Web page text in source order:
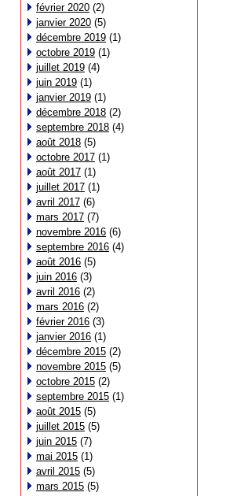
février 2020 (2)
janvier 2020 (5)
décembre 2019 (1)
octobre 2019 (1)
juillet 2019 (4)
juin 2019 (1)
janvier 2019 (1)
décembre 2018 (2)
septembre 2018 (4)
août 2018 (5)
octobre 2017 (1)
août 2017 (1)
juillet 2017 (1)
avril 2017 (6)
mars 2017 (7)
novembre 2016 (6)
septembre 2016 (4)
août 2016 (5)
juin 2016 (3)
avril 2016 (2)
mars 2016 (2)
février 2016 (3)
janvier 2016 (1)
décembre 2015 (2)
novembre 2015 (5)
octobre 2015 (2)
septembre 2015 (1)
août 2015 (5)
juillet 2015 (5)
juin 2015 (7)
mai 2015 (1)
avril 2015 (5)
mars 2015 (5)